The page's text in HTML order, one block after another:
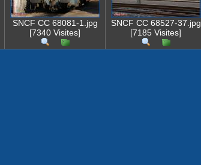
SNCF CC 68081-1.jpg
[7340 Visites]
SNCF CC 68527-37.jpg
[7185 Visites]